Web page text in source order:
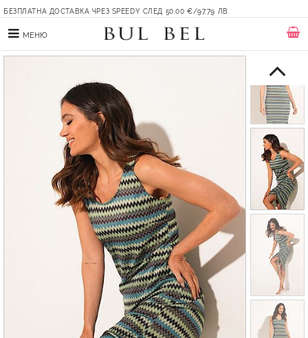
БЕЗПЛАТНА ДОСТАВКА ЧРЕЗ SPEEDY СЛЕД 50.00 €/97.79 ЛВ.
МЕНЮ